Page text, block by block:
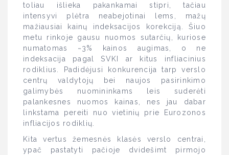
toliau išlieka pakankamai stipri, tačiau
intensyvi plėtra neabejotinai lems, mažų
mažiausiai kainų indeksacijos korekciją. Šiuo
metu rinkoje gausu nuomos sutarčių, kuriose
numatomas ~3% kainos augimas, o ne
indeksacija pagal SVKI ar kitus infliacinius
rodiklius. Padidėjusi konkurencija tarp verslo
centrų valdytojų bei naujos pasirinkimo
galimybės nuomininkams leis suderėti
palankesnes nuomos kainas, nes jau dabar
linkstama pereiti nuo vietinių prie Eurozonos
infliacijos rodiklių.
Kita vertus žemesnės klasės verslo centrai,
ypač pastatyti pačioje dvidešimt pirmojo